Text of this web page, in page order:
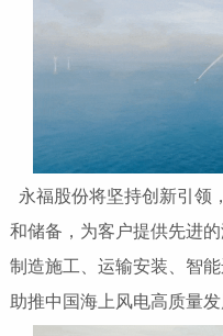
永福股份将坚持创新引领
和储备，为客户提供先进
制造施工、运输安装、智
助推中国海上风电高质量发